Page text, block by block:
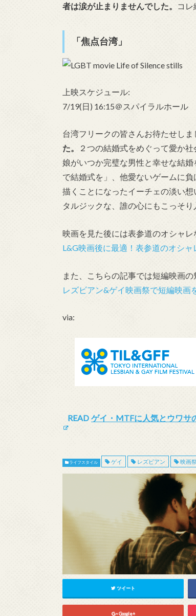
者は涙が止まりませんでした。
コレ
「焦点台湾」
上映スケジュール:
7/19(日) 16:15＠スパイラルホール
台湾フリークの皆さんお待たせし
た。
２つの結婚式をめぐって愛か
娘がいつか完璧な男性と幸せな結
で結婚式を」、他愛ないゲームに
描くことになったイーチェの淡い
タルジックな、誰の心にもこっそり
映画を見た後には表参道のオシャレ
L&G映画後に最適！表参道のオシャ
また、こちらの記事では短編映画
レズビアン&ゲイ映画祭で短編映画
via:
READ ゲイ・MTFに人気とウワサ
ライフスタイル ゲイ レズビアン 映画
ツイート
Google+